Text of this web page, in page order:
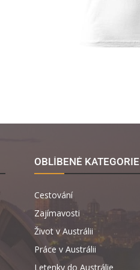
OBLÍBENÉ KATEGORIE
Cestování
Zajímavosti
Život v Austrálii
Práce v Austrálii
Letenky do Austrálie